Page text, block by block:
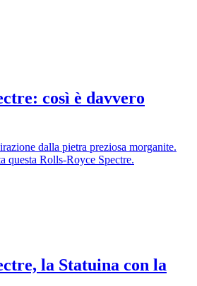
così è davvero
dalla pietra preziosa morganite.
questa Rolls-Royce Spectre.
la Statuina con la